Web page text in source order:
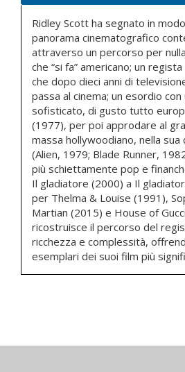
Ridley Scott ha segnato in
panorama cinematografico
attraverso un percorso per
che “si fa” americano; un
che dopo dieci anni di
passa al cinema; un esordio
sofisticato, di gusto tutto
(1977), per poi approdare al
massa hollywoodiano, nella sua
(Alien, 1979; Blade Runner,
più schiettamente pop e
Il gladiatore (2000) a Il
per Thelma & Louise (1991),
Martian (2015) e House of
ricostruisce il percorso del
ricchezza e complessità,
esemplari dei suoi film più